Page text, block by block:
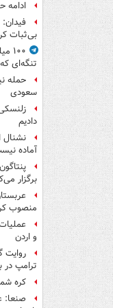
ادامه
بی‌ثبات
تنگه‌ای
حمله
سعودی
دادیم
نشنال
آماده
برگزار
منصوب
و اردن
روایت
ترامپ در
کره
صنعا: